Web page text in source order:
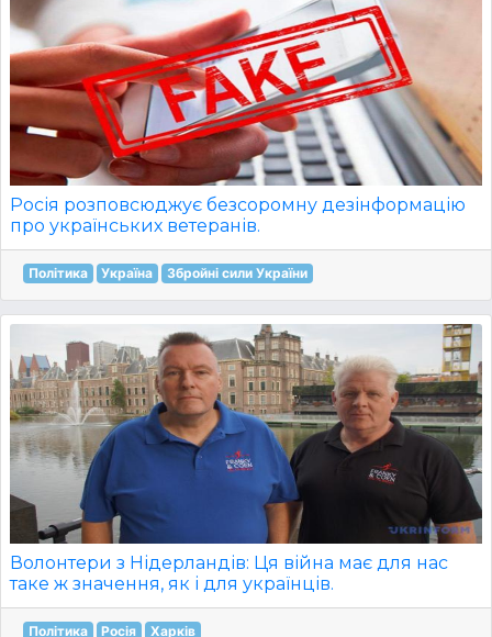
Росія розповсюджує безсоромну дезінформацію
про українських ветеранів.
Політика Україна Збройні сили України
Волонтери з Нідерландів: Ця війна має для нас
таке ж значення, як і для українців.
Політика Росія Харків